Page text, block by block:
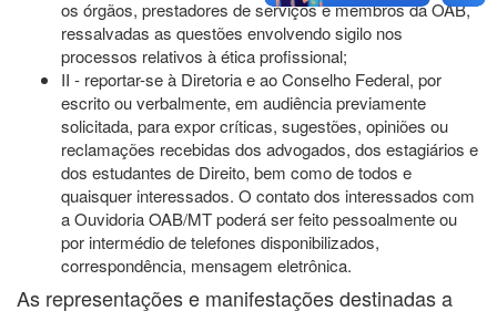
os órgãos, prestadores de serviços e membros da OAB,
ressalvadas as questões envolvendo sigilo nos
processos relativos à ética profissional;
II - reportar-se à Diretoria e ao Conselho Federal, por
escrito ou verbalmente, em audiência previamente
solicitada, para expor críticas, sugestões, opiniões ou
reclamações recebidas dos advogados, dos estagiários e
dos estudantes de Direito, bem como de todos e
quaisquer interessados. O contato dos interessados com
a Ouvidoria OAB/MT poderá ser feito pessoalmente ou
por intermédio de telefones disponibilizados,
correspondência, mensagem eletrônica.
As representações e manifestações destinadas a